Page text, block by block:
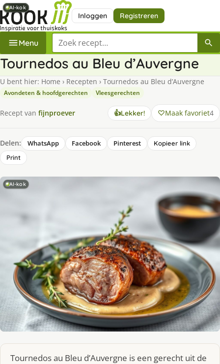
Inloggen Registreren
Menu Zoek een recept
Tournedos au Bleu d’Auvergne
U bent hier: Home › Recepten › Tournedos au Bleu d’Auvergne
Avondeten & hoofdgerechten Vleesgerechten
Recept van fijnproever 👍Lekker! Maak favoriet4
Delen: WhatsApp Facebook Pinterest
Kopieer link
Print
AI-kok
Tournedos au Bleu d’Auvergne is een gerecht uit de
AI-kok
AI-kok
AI-kok
AI-kok
AI-kok